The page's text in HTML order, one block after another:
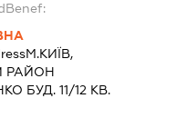
М.КИЇВ,
РАЙОН
БУД. 11/12 КВ.